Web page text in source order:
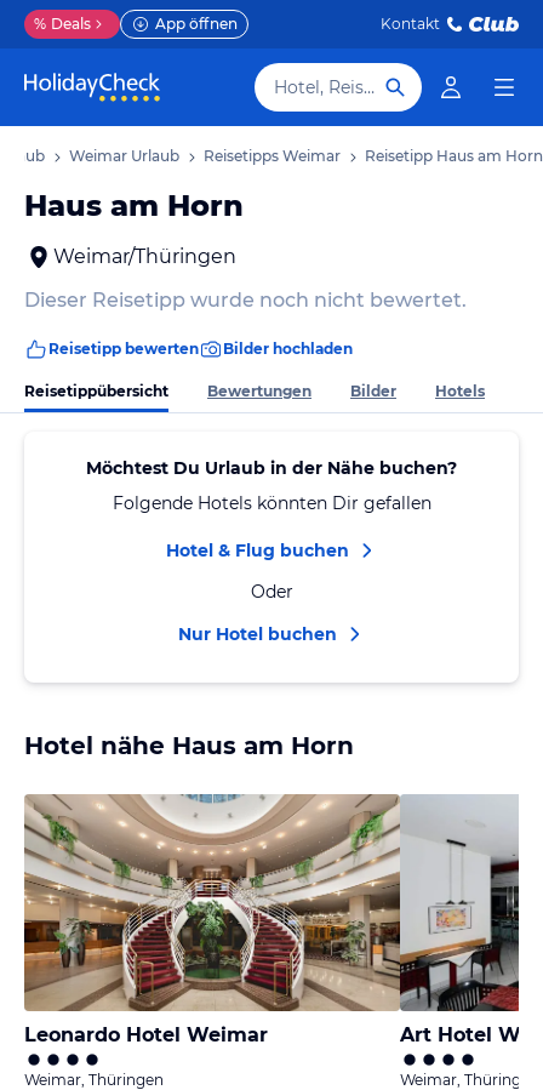
% Deals App öffnen Kontakt
Hotel, Reiseziel
Weimar Urlaub Reisetipps Weimar Reisetipp Haus am Horn
Haus am Horn
Weimar/Thüringen
Dieser Reisetipp wurde noch nicht bewertet.
Reisetipp bewerten Bilder hochladen
Reisetippübersicht Bewertungen Bilder Hotels
Möchtest Du Urlaub in der Nähe buchen?
Folgende Hotels könnten Dir gefallen
Hotel & Flug buchen
Oder
Nur Hotel buchen
Hotel nähe Haus am Horn
Leonardo Hotel Weimar
Weimar, Thüringen
Art Hotel
Weimar, Thüringen